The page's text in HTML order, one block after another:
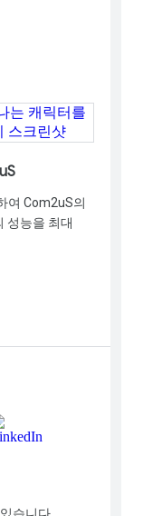
여 Com2uS의
성능을 최대